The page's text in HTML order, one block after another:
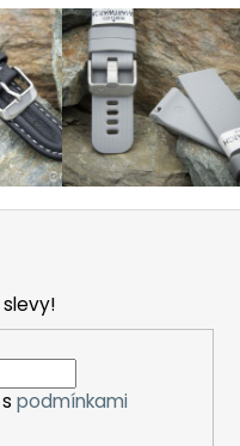
podmínkami